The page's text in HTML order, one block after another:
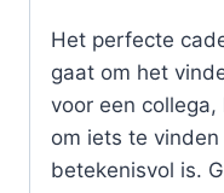
Het perfecte
gaat om het
voor een
om iets te
betekenisvol is.